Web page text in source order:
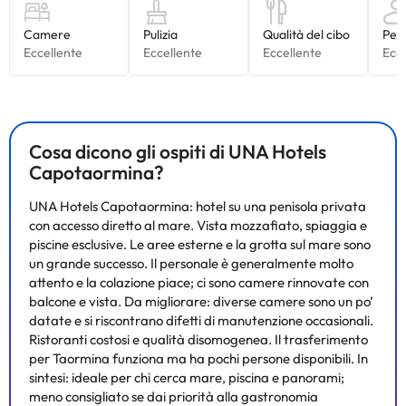
Cosa dicono gli ospiti di UNA Hotels
Capotaormina?
UNA Hotels Capotaormina: hotel su una penisola privata
con accesso diretto al mare. Vista mozzafiato, spiaggia e
piscine esclusive. Le aree esterne e la grotta sul mare sono
un grande successo. Il personale è generalmente molto
attento e la colazione piace; ci sono camere rinnovate con
balcone e vista. Da migliorare: diverse camere sono un po’
datate e si riscontrano difetti di manutenzione occasionali.
Ristoranti costosi e qualità disomogenea. Il trasferimento
per Taormina funziona ma ha pochi persone disponibili. In
sintesi: ideale per chi cerca mare, piscina e panorami;
meno consigliato se dai priorità alla gastronomia